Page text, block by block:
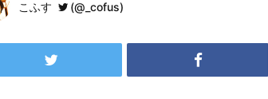
こふす (@_cofus)